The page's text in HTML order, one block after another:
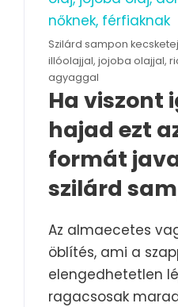
Szilárd sampon
illóolajjal, jojoba olajjal,
agyaggal
Ha viszont
hajad ezt
formát
szilárd
Az almaecetes
öblítés, ami a
elengedhetetlen
ragacsosak